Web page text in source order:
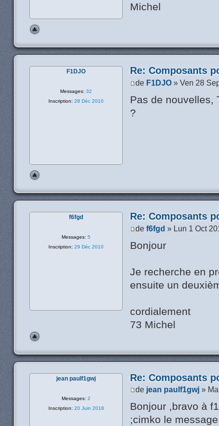
Michel
Re: Composants
de F1DJO » Ven 28
Pas de nouvelles,
?
F1DJO
Messages: 32
Inscription: 28 Déc 2010
Re: Composants
def6fgd » Lun 1 Oct
Bonjour
Je recherche en
ensuite un
cordialement
73 Michel
f6fgd
Messages: 5
Inscription: 29 Déc 2010
Re: Composants
de jean paulf1gwj »
Bonjour ,bravo à
;cimko le
jean paulf1gwj
Messages: 2
Inscription: 20 Juin 2018